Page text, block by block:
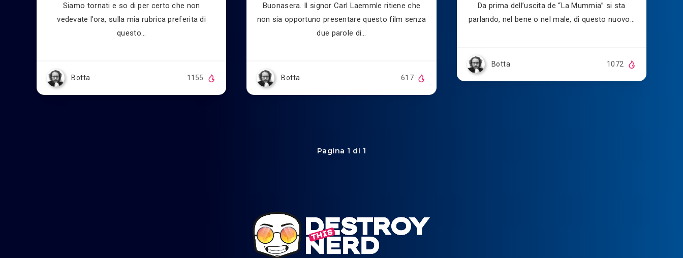
Siamo tornati e so di per certo che non
vedevate l’ora, sulla mia rubrica preferita di
questo…
Botta 1155
Buonasera. Il signor Carl Laemmle ritiene che
non sia opportuno presentare questo film senza
due parole di…
Botta 617
Da prima dell’uscita de “La Mummia” si sta
parlando, nel bene o nel male, di questo nuovo…
Botta 1072
Pagina 1 di 1